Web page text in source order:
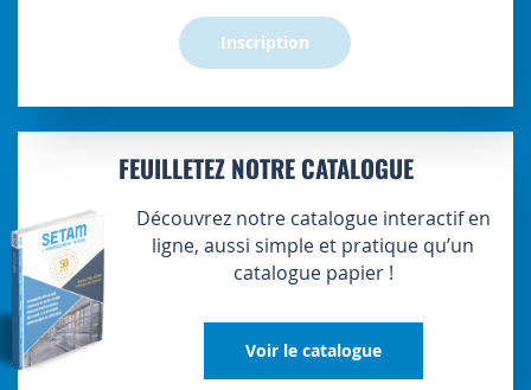
Inscription
FEUILLETEZ NOTRE CATALOGUE
Découvrez notre catalogue interactif en
ligne, aussi simple et pratique qu’un
catalogue papier !
Voir le catalogue